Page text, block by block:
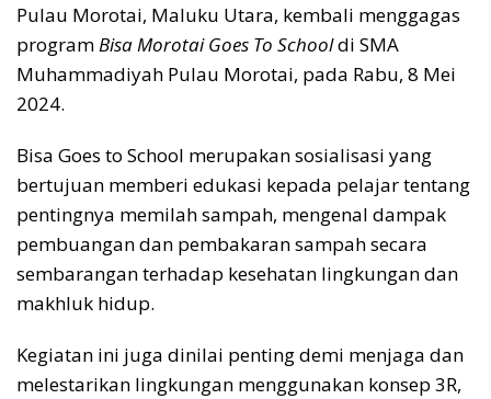
Pulau Morotai, Maluku Utara, kembali menggagas
programBisa Morotai Goes To Schooldi SMA
Muhammadiyah Pulau Morotai, pada Rabu, 8 Mei
2024.
Bisa Goes to School merupakan sosialisasi yang
bertujuan memberi edukasi kepada pelajar tentang
pentingnya memilah sampah, mengenal dampak
pembuangan dan pembakaran sampah secara
sembarangan terhadap kesehatan lingkungan dan
makhluk hidup.
Kegiatan ini juga dinilai penting demi menjaga dan
melestarikan lingkungan menggunakan konsep 3R,